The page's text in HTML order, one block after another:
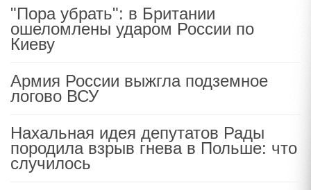
"Пора убрать": в Британии
ошеломлены ударом России по
Киеву
Армия России выжгла подземное
логово ВСУ
Нахальная идея депутатов Рады
породила взрыв гнева в Польше: что
случилось